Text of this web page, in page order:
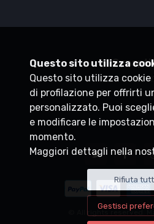
P.IVA
+39
© All rights reserved.
Questo sito utilizza
Questo sito utilizza
di profilazione per offrirti
personalizzato. Puoi
e modificare le
momento.
Maggiori dettagli nella
Rifiuta
Gestisci